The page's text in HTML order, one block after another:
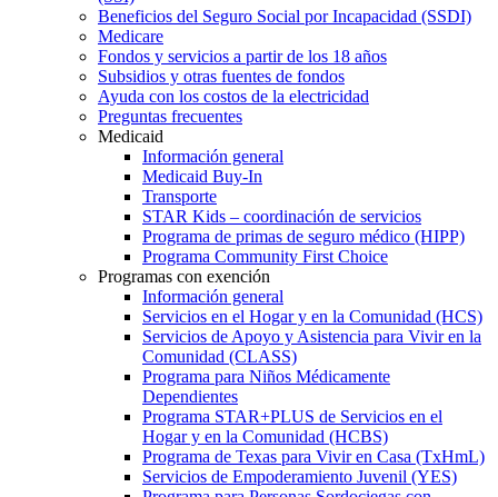
Beneficios del Seguro Social por Incapacidad (SSDI)
Medicare
Fondos y servicios a partir de los 18 años
Subsidios y otras fuentes de fondos
Ayuda con los costos de la electricidad
Preguntas frecuentes
Medicaid
Información general
Medicaid Buy-In
Transporte
STAR Kids – coordinación de servicios
Programa de primas de seguro médico (HIPP)
Programa Community First Choice
Programas con exención
Información general
Servicios en el Hogar y en la Comunidad (HCS)
Servicios de Apoyo y Asistencia para Vivir en la
Comunidad (CLASS)
Programa para Niños Médicamente
Dependientes
Programa STAR+PLUS de Servicios en el
Hogar y en la Comunidad (HCBS)
Programa de Texas para Vivir en Casa (TxHmL)
Servicios de Empoderamiento Juvenil (YES)